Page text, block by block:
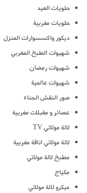
حلويات العيد
حلويات مغربية
ديكور واكسسوارات المنزل
شهيوات الطبخ المغربي
شهيوات رمضان
شهيوات عالمية
صور النقش الحناء
عصائر و مقبلات مغربية
لالة مولاتي TV
لالة مولاتي اناقة مغربية
مطبخ لالة مولاتي
مكياج
ميكرو لالة مولاتي